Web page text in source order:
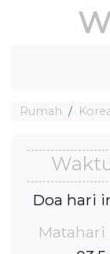
Rumah
Doa hari
Matahari